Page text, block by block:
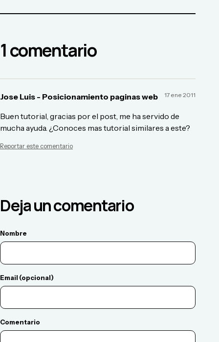
1comentario
Jose Luis - Posicionamiento paginas web 17 ene 2011
Buen tutorial, gracias por el post, me ha servido de
mucha ayuda. ¿Conoces mas tutorial similares a este?
Reportar este comentario
Deja un comentario
Nombre
Email (opcional)
Comentario